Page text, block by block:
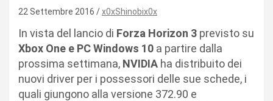
22 Settembre 2016 x0xShinobix0x
In vista del lancio di Forza Horizon 3 previsto su
Xbox One e PC Windows 10 a partire dalla
prossima settimana, NVIDIA ha distribuito dei
nuovi driver per i possessori delle sue schede, i
quali giungono alla versione 372.90 e